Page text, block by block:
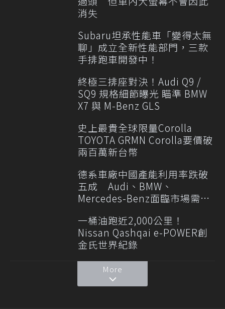
消失
Subaru坦承性能車「變得太無
聊」成立全新性能部門，三款
手排跑車開發中！
終極三排座對決！Audi Q9 /
SQ9 規格細節曝光 瞄準 BMW
X7 與 M-Benz GLS
史上最貴全球限量Corolla
TOYOTA GRMN Corolla要價破
兩百萬新台幣
德系車廠中國產能利用率跌破
五成 Audi、BMW、
Mercedes-Benz面臨市場需求
一桶油跑近2,000公里！
Nissan Qashqai e-POWER創
金氏世界紀錄
More